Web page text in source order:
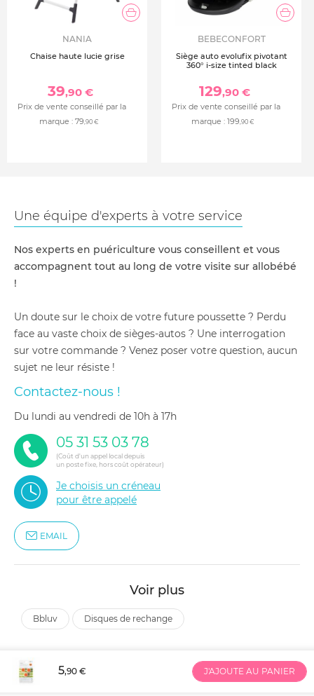
NANIA
Chaise haute lucie grise
39,90 €
Prix de vente conseillé par la
marque : 79,90 €
BEBECONFORT
Siège auto evolufix pivotant
360° i-size tinted black
129,90 €
Prix de vente conseillé par la
marque : 199,90 €
Une équipe d'experts à votre service
Nos experts en puériculture vous conseillent et vous
accompagnent tout au long de votre visite sur allobébé
!
Un doute sur le choix de votre future poussette ? Perdu
face au vaste choix de sièges-autos ? Une interrogation
sur votre commande ? Venez poser votre question, aucun
sujet ne leur résiste !
Contactez-nous !
du lundi au vendredi de 10h à 17h
05 31 53 03 78
(Coût d'un appel local depuis
un poste fixe, hors coût opérateur)
Je choisis un créneau
pour être appelé
EMAIL
Voir plus
bbluv disques de rechange
5,90 € J'AJOUTE AU PANIER